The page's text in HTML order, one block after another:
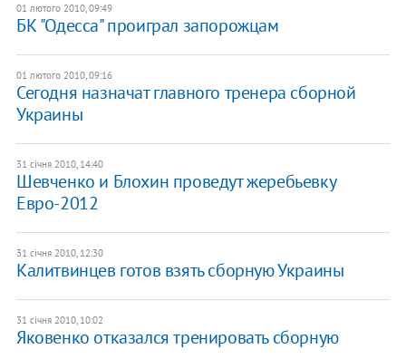
01 лютого 2010, 09:49
БК "Одесса" проиграл запорожцам
01 лютого 2010, 09:16
Сегодня назначат главного тренера сборной
Украины
31 січня 2010, 14:40
Шевченко и Блохин проведут жеребьевку
Евро-2012
31 січня 2010, 12:30
Калитвинцев готов взять сборную Украины
31 січня 2010, 10:02
Яковенко отказался тренировать сборную